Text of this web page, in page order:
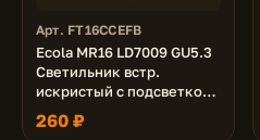
Арт. FT16CCEFB
Ecola MR16 LD7009 GU5.3
Светильник встр.
искристый с подсветкой
"Кристалл" Прозрачный /
Хром 30x95
260 ₽